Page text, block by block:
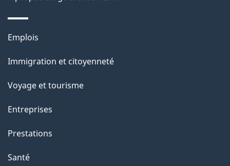
e
l
a
p
a
g
e
Thèmes
sujets
Emplois
Immigration et citoyenneté
Voyage et tourisme
Entreprises
Prestations
Santé